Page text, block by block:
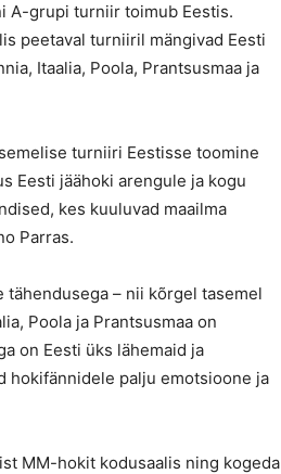
A-grupi turniir toimub Eestis.
peetaval turniiril mängivad Eesti
Itaalia, Poola, Prantsusmaa ja
turniiri Eestisse toomine
Eesti jäähoki arengule ja kogu
kes kuuluvad maailma
Parras.
tähendusega – nii kõrgel tasemel
Poola ja Prantsusmaa on
on Eesti üks lähemaid ja
hokifännidele palju emotsioone ja
MM-hokit kodusaalis ning kogeda